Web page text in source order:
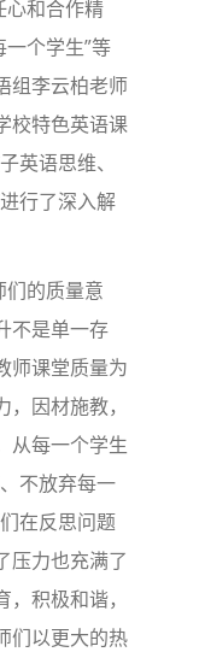
心和合作精
个学生”等
组李云柏老师
校特色英语课
英语思维、
行了深入解
的质量意
不是单一存
师课堂质量为
因材施教，
从每一个学生
不放弃每一
在反思问题
压力也充满了
积极和谐，
们以更大的热